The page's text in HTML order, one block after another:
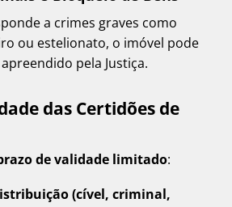
a crimes graves como
ou estelionato, o imóvel pode
pela Justiça.
das Certidões de
de validade limitado:
(cível, criminal,